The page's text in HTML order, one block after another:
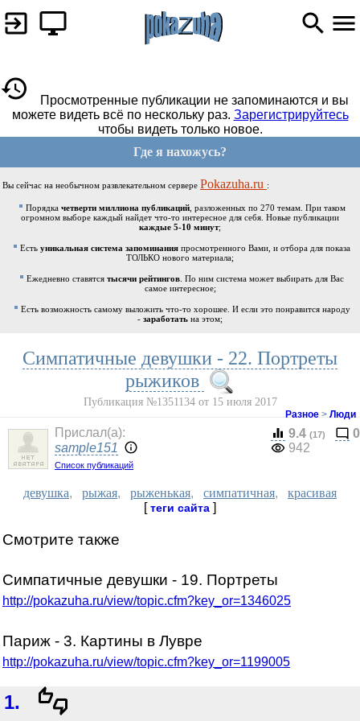
Просмотренные публикации не запоминаются и вы
можете видеть всё по нескольку раз. Зарегистрируйтесь
чтобы видеть только новое.
Где я нахожусь?
Вы сейчас на необычном развлекательном сервере Pokazuha.ru :
Порядка четверти миллиона публикаций, разложенных по 270 темам. При таком
огромном выборе каждый найдет что-то интересное для себя. Новые публикации
каждые 5-10 минут;
Есть уникальная система запоминания просмотренного Вами, и отбора для показа
ТОЛЬКО нового материала;
Ежедневно ставятся тысячи рейтингов . По ним система может выбирать для Вас
самое интересное;
Есть возможность самому выложить что-то хорошее. И если это понравится народу
- заработать на этом;
Симпатичные девушки - 22. Портреты
рыжиков
Публикация №1351134 от 15 июля 2017
Разное > Люди
Прислал(a):
sample151
Список публикаций
9.4 (17)
0
942
девушка, рыжая, рыженькая, симпатичная, красивая
[теги сайта ]
Смотрите также
Симпатичные девушки - 19. Портреты
http://pokazuha.ru/view/topic.cfm?key_or=1346025
Париж - 3. Картины в Лувре
http://pokazuha.ru/view/topic.cfm?key_or=1199005
1.